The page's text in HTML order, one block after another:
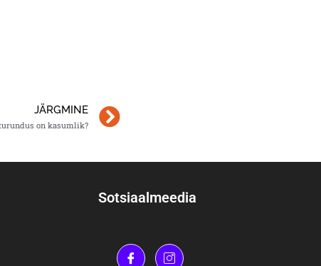
JÄRGMINE
on kasumlik?
Sotsiaalmeedia